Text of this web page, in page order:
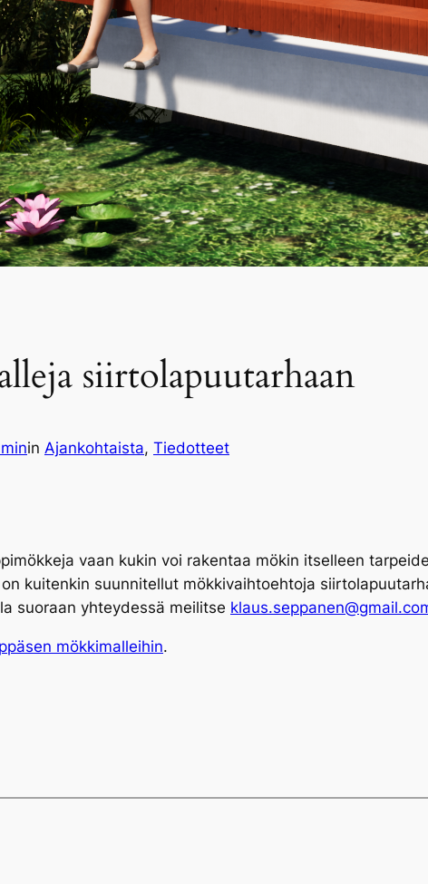
siirtolapuutarhaan
in Ajankohtaista, Tiedotteet
vaan kukin voi rakentaa mökin itselleen
kuitenkin suunnitellut mökkivaihtoehtoja
suoraan yhteydessä meilitse
mökkimalleihin.